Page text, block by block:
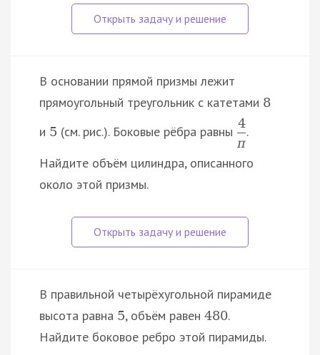
В основании прямой призмы лежит
прямоугольный треугольник с катетами 8
и 5 (см. рис.). Боковые рёбра равны
4
π
.
Найдите объём цилиндра, описанного
около этой призмы.
В правильной четырёхугольной пирамиде
высота равна 5, объём равен 480.
Найдите боковое ребро этой пирамиды.